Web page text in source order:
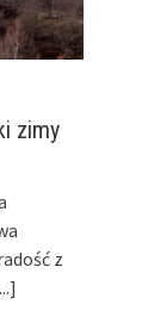
zimy
z